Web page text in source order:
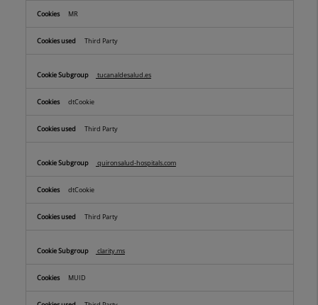
MR
Third Party
tucanaldesalud.es
dtCookie
Third Party
quironsalud-hospitals.com
dtCookie
Third Party
clarity.ms
MUID